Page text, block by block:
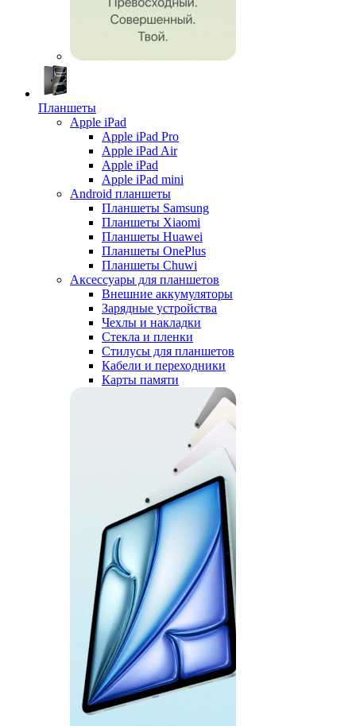
Планшеты
Apple iPad
Apple iPad Pro
Apple iPad Air
Apple iPad
Apple iPad mini
Android планшеты
Планшеты Samsung
Планшеты Xiaomi
Планшеты Huawei
Планшеты OnePlus
Планшеты Chuwi
Аксессуары для планшетов
Внешние аккумуляторы
Зарядные устройства
Чехлы и накладки
Стекла и пленки
Стилусы для планшетов
Кабели и переходники
Карты памяти